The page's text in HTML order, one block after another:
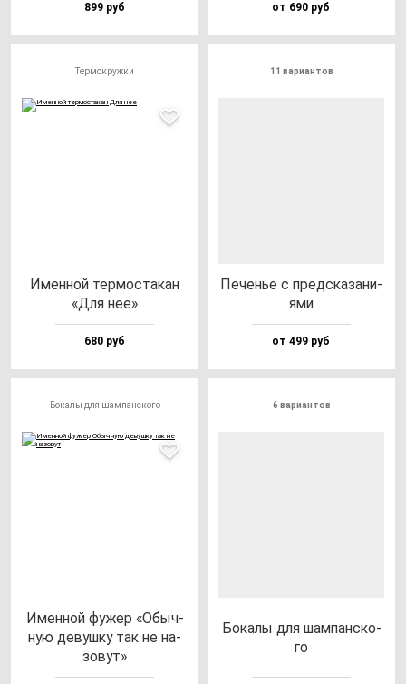
899 руб от 690 руб
Термокружки
Имен­ной тер­мос­та­кан
«Для нее»
680 руб
11 вариантов
Печенье с пред­ска­за­ни­
ями
от 499 руб
Бокалы для шампанского
Имен­ной фу­жер «Обыч­
ную де­вуш­ку так не на­
зо­вут»
6 вариантов
Бока­лы для шам­пан­ско­
го